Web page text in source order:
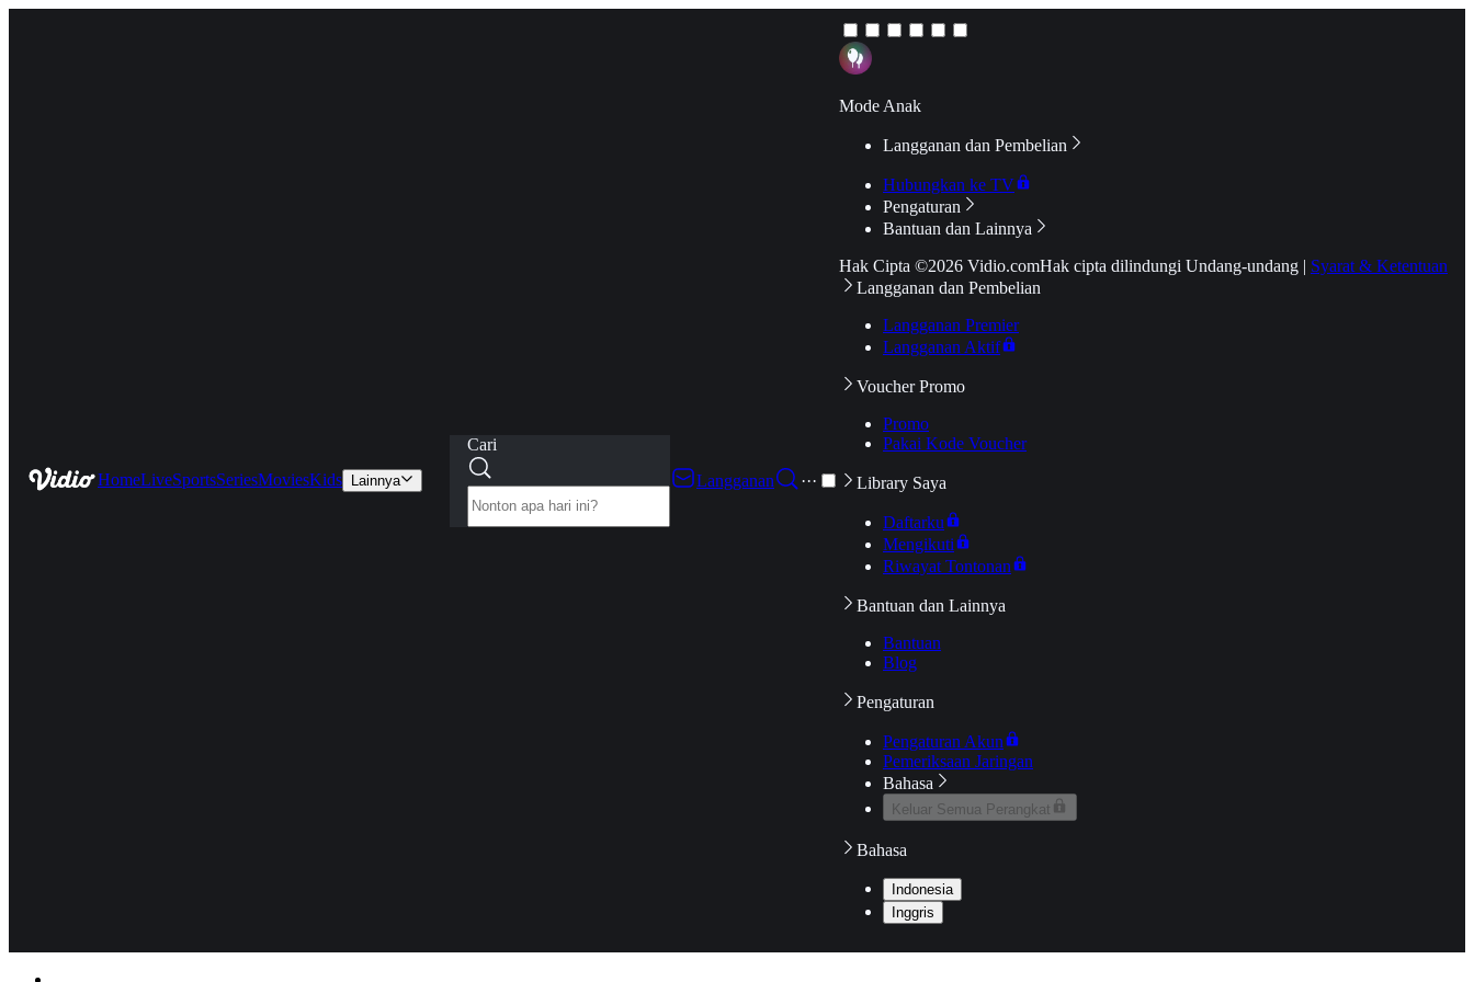
HomeLiveSportsSeriesMoviesKids Lainnya
Cari
Langganan
···
Mode Anak
Langganan dan Pembelian
Hubungkan ke TV
Pengaturan
Bantuan dan Lainnya
Hak Cipta ©2026 Vidio.comHak cipta dilindungi Undang-undang | Syarat & Ketentuan
Langganan dan Pembelian
Langganan Premier
Langganan Aktif
Voucher Promo
Promo
Pakai Kode Voucher
Library Saya
Daftarku
Mengikuti
Riwayat Tontonan
Bantuan dan Lainnya
Bantuan
Blog
Pengaturan
Pengaturan Akun
Pemeriksaan Jaringan
Bahasa
Keluar Semua Perangkat
Bahasa
Indonesia
Inggris